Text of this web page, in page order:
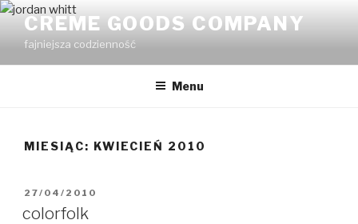
Przejdź
treści
CREME GOODS COMPANY
fajniejsza codzienność
Menu
MIESIĄC: KWIECIEŃ 2010
OPUBLIKOWANE
27/04/2010
colorfolk